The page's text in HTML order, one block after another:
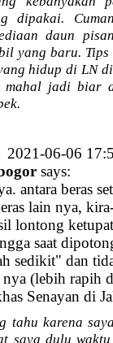
dipakai.
daun
yang baru.
hidup di LN
mahal jadi biar
2021-06-06
says:
antara beras
lain nya,
lontong
saat
sedikit" dan
(lebih rapih
Senayan di
tahu karena
saya dulu